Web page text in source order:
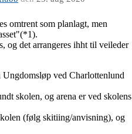
omtrent som planlagt, men
og det arrangeres ihht til veileder
Ungdomsløp ved Charlottenlund
skolen, og arena er ved skolens
(følg skitiing/anvisning), og